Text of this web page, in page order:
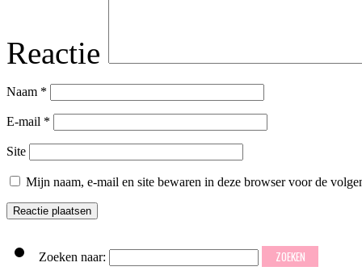
Reactie
Naam *
E-mail *
Site
Mijn naam, e-mail en site bewaren in deze browser voor de
Zoeken naar: